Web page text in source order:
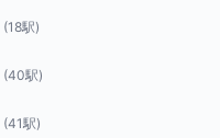
(18駅)
(40駅)
(41駅)